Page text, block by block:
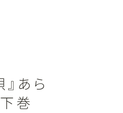
あら
巻